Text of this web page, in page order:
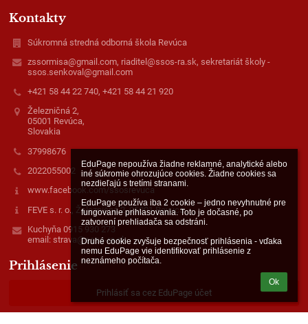
EduPage nepoužíva žiadne reklamné, analytické alebo
iné súkromie ohrozujúce cookies. Žiadne cookies sa
nezdieľajú s tretími stranami.
EduPage používa iba 2 cookie – jedno nevyhnutné pre
fungovanie prihlasovania. Toto je dočasné, po
zatvorení prehliadača sa odstráni.
Druhé cookie zvyšuje bezpečnosť prihlásenia - vďaka
nemu EduPage vie identifikovať prihlásenie z
neznámeho počítača.
Ok
Kontakty
Súkromná stredná odborná škola Revúca
zssormisa@gmail.com, riaditel@ssos-ra.sk, sekretariát školy -
ssos.senkoval@gmail.com
+421 58 44 22 740, +421 58 44 21 920
Železničná 2,
05001 Revúca,
Slovakia
37998676
2022055002
www.facebook.com/ssosrevuca
FEVE s. r. o., Železničná 2, 05001 Revúca
Kuchyňa 0915 930 273
email: strava@ssos-ra.sk
Prihlásenie
Prihlásiť sa cez EduPage účet